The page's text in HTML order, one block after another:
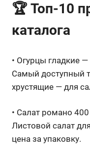
🏆 Топ-10
каталога
• Огурцы гладкие —
Самый доступный
хрустящие — для
• Салат романо
Листовой салат
цена за упаковку.